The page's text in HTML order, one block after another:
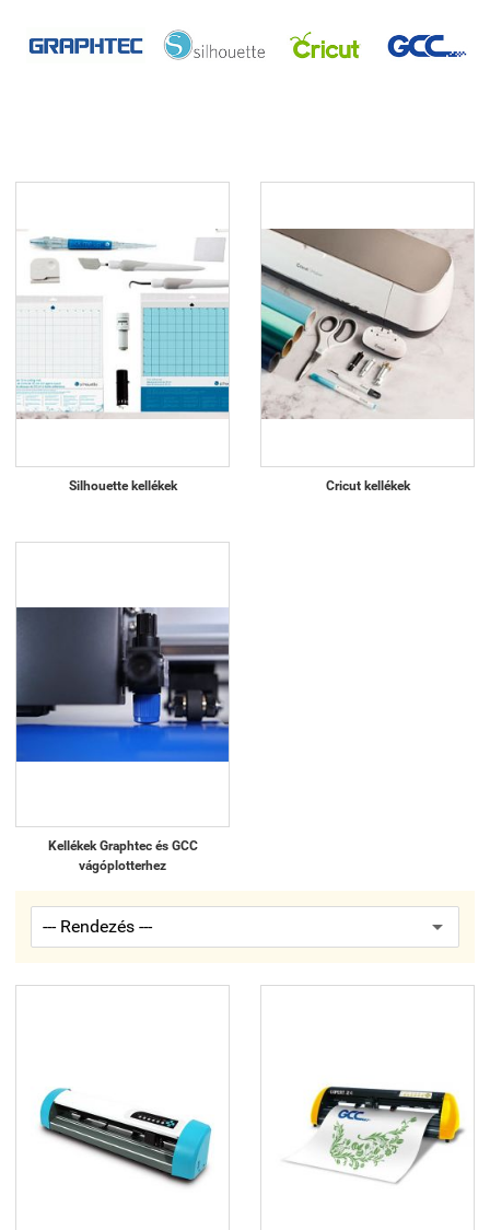
Silhouette kellékek Cricut kellékek
Kellékek Graphtec és GCC
vágóplotterhez